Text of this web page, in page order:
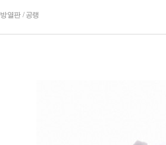
방열판 / 공랭